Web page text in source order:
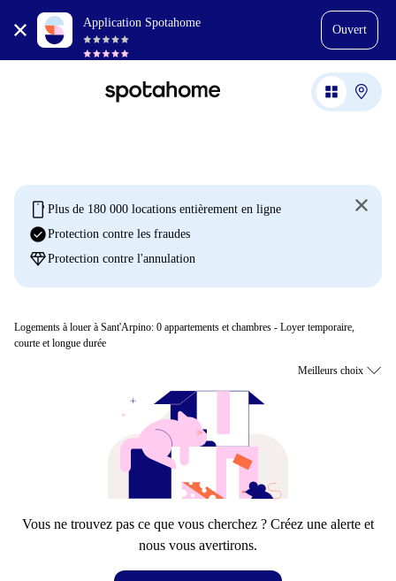
Application Spotahome
Ouvert
mobile Plus de 180 000 locations entièrement en ligne
check_circleProtection contre les fraudes
diamondProtection contre l'annulation
Logements à louer à Sant'Arpino: 0 appartements et chambres - Loyer temporaire,
courte et longue durée
Vous ne trouvez pas ce que vous cherchez ? Créez une alerte et
nous vous avertirons.